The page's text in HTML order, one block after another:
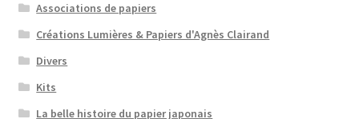
Associations de papiers
Créations Lumières & Papiers d'Agnès Clairand
Divers
Kits
La belle histoire du papier japonais